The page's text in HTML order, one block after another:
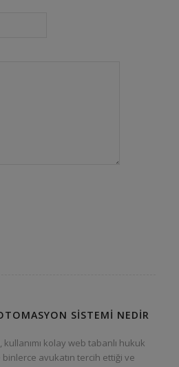
SISTEMI NEDIR
kullanımı kolay web tabanlı hukuk
avukatın tercih ettiği ve